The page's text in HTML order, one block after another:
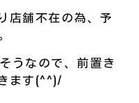
店舗不在の為、予
うなので、前置き
ます(^^)/